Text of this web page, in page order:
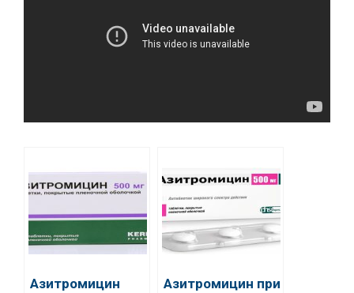
Азитромицин
Азитромицин при